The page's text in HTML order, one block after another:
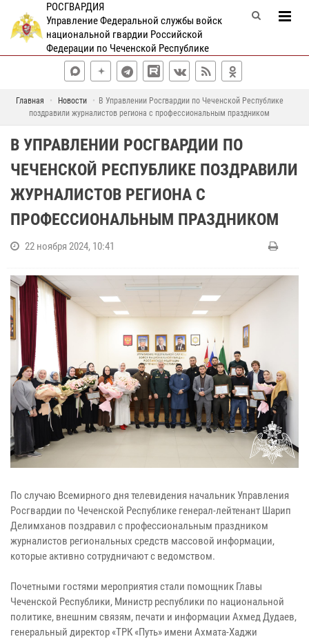
РОСГВАРДИЯ
Управление Федеральной службы войск
национальной гвардии Российской
Федерации по Чеченской Республике
Главная Новости
В Управлении Росгвардии по Чеченской Республике
поздравили журналистов региона с профессиональным праздником
В УПРАВЛЕНИИ РОСГВАРДИИ ПО
ЧЕЧЕНСКОЙ РЕСПУБЛИКЕ ПОЗДРАВИЛИ
ЖУРНАЛИСТОВ РЕГИОНА С
ПРОФЕССИОНАЛЬНЫМ ПРАЗДНИКОМ
22 ноября 2024, 10:41
По случаю Всемирного дня телевидения начальник Управления
Росгвардии по Чеченской Республике генерал-лейтенант Шарип
Делимханов поздравил с профессиональным праздником
журналистов региональных средств массовой информации,
которые активно сотрудничают с ведомством.
Почетными гостями мероприятия стали помощник Главы
Чеченской Республики, Министр республики по национальной
политике, внешним связям, печати и информации Ахмед Дудаев,
генеральный директор «ТРК «Путь» имени Ахмата-Хаджи